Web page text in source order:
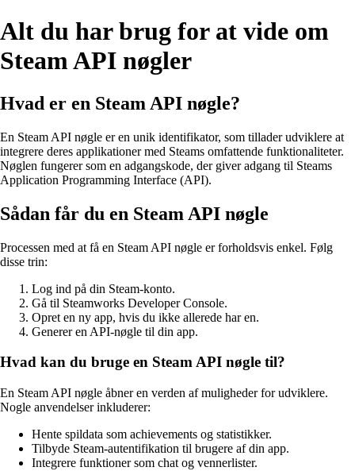
Alt du har brug for at vide om
Steam API nøgler
Hvad er en Steam API nøgle?
En Steam API nøgle er en unik identifikator, som tillader udviklere at
integrere deres applikationer med Steams omfattende funktionaliteter.
Nøglen fungerer som en adgangskode, der giver adgang til Steams
Application Programming Interface (API).
Sådan får du en Steam API nøgle
Processen med at få en Steam API nøgle er forholdsvis enkel. Følg
disse trin:
Log ind på din Steam-konto.
Gå til Steamworks Developer Console.
Opret en ny app, hvis du ikke allerede har en.
Generer en API-nøgle til din app.
Hvad kan du bruge en Steam API nøgle til?
En Steam API nøgle åbner en verden af muligheder for udviklere.
Nogle anvendelser inkluderer:
Hente spildata som achievements og statistikker.
Tilbyde Steam-autentifikation til brugere af din app.
Integrere funktioner som chat og vennerlister.